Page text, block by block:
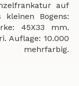
auf
kleinen Bogens:
45X33 mm.
Auflage: 10.000